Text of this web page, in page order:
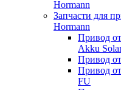
Hormann
Запчасти для
Hormann
Привод
Akku
Привод
Привод
FU